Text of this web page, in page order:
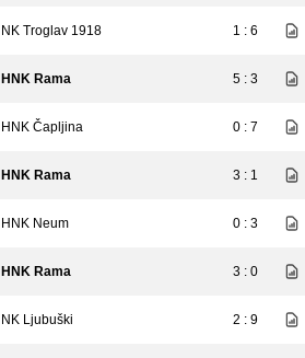
NK Troglav 1918 1 : 6
HNK Rama 5 : 3
HNK Čapljina 0 : 7
HNK Rama 3 : 1
HNK Neum 0 : 3
HNK Rama 3 : 0
NK Ljubuški 2 : 9